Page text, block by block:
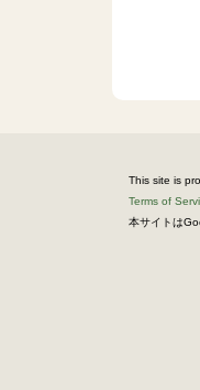
This site is
Terms of
本サイトは